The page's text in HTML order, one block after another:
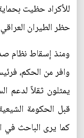
للأكراد حظيت
حظر الطيران
وافر من الحكم،
يمثلون ثقلاً لدعم
قبل الحكومة
كما يرى الباحث